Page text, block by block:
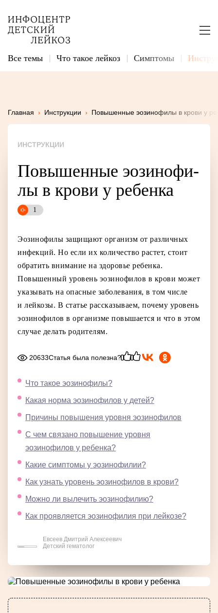
Все темы Что такое лейкоз Симптомы
Главная › Инструкции › Повышенные эозинофилы в крови у
ИНСТРУКЦИИ
По­вы­шен­ные э­о­зи­но­фи­
лы в кро­ви у ре­бен­ка
Эозинофилы защищают организм от различных
инфекций. Но если их количество растет, стоит
обратить внимание на здоровье ребенка.
Повышенный уровень эозинофилов в крови может
указывать на опасные заболевания, в том числе
и лейкозы. В статье рассказываем, почему уровень
эозинофилов в организме повышается и что в этом
случае делать родителям.
20633Статья была полезна?
Что такое эозинофилы?
Какая норма эозинофилов у детей?
Причины повышения уровня эозинофилов
С чем связано повышение уровня
эозинофилов у ребенка?
Какие симптомы у эозинофилии?
Как узнать уровень эозинофилов в крови?
Можно ли вылечить эозинофилию?
Как проявляется эозинофилия при лейкозе?
Евсеев Дмитрий Алексеевич
Детский гематолог